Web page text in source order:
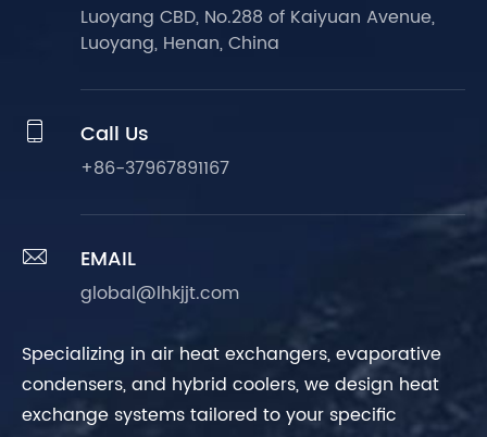
Luoyang CBD, No.288 of Kaiyuan Avenue,
Luoyang, Henan, China
 Call Us
+86-37967891167
 EMAIL
global@lhkjjt.com
Specializing in air heat exchangers, evaporative
condensers, and hybrid coolers, we design heat
exchange systems tailored to your specific